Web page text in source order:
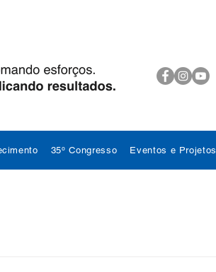
35º Congresso Eventos e Projetos